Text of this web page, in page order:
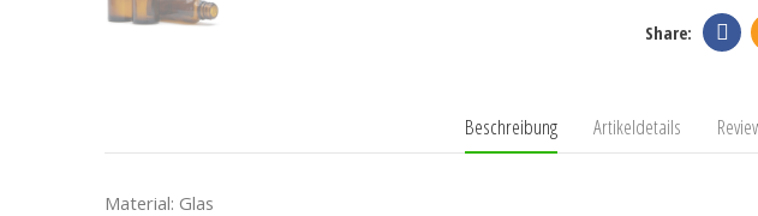
Beschreibung Artikeldetails
Material: Glas